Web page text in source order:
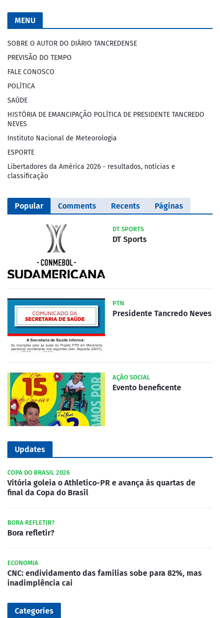
MENU
SOBRE O AUTOR DO DIÁRIO TANCREDENSE
PREVISÃO DO TEMPO
FALE CONOSCO
POLÍTICA
SAÚDE
HISTÓRIA DE EMANCIPAÇÃO POLÍTICA DE PRESIDENTE TANCREDO
NEVES
Instituto Nacional de Meteorologia
ESPORTE
Libertadores da América 2026 - resultados, notícias e
classificação
Popular Comments Recents Páginas
DT SPORTS
DT Sports
PTN
Presidente Tancredo Neves
AÇÃO SOCIAL
Evento beneficente
Updates
COPA DO BRASIL 2026
Vitória goleia o Athletico-PR e avança às quartas de
final da Copa do Brasil
BORA REFLETIR?
Bora refletir?
ECONOMIA
CNC: endividamento das famílias sobe para 82%, mas
inadimplência cai
Categories